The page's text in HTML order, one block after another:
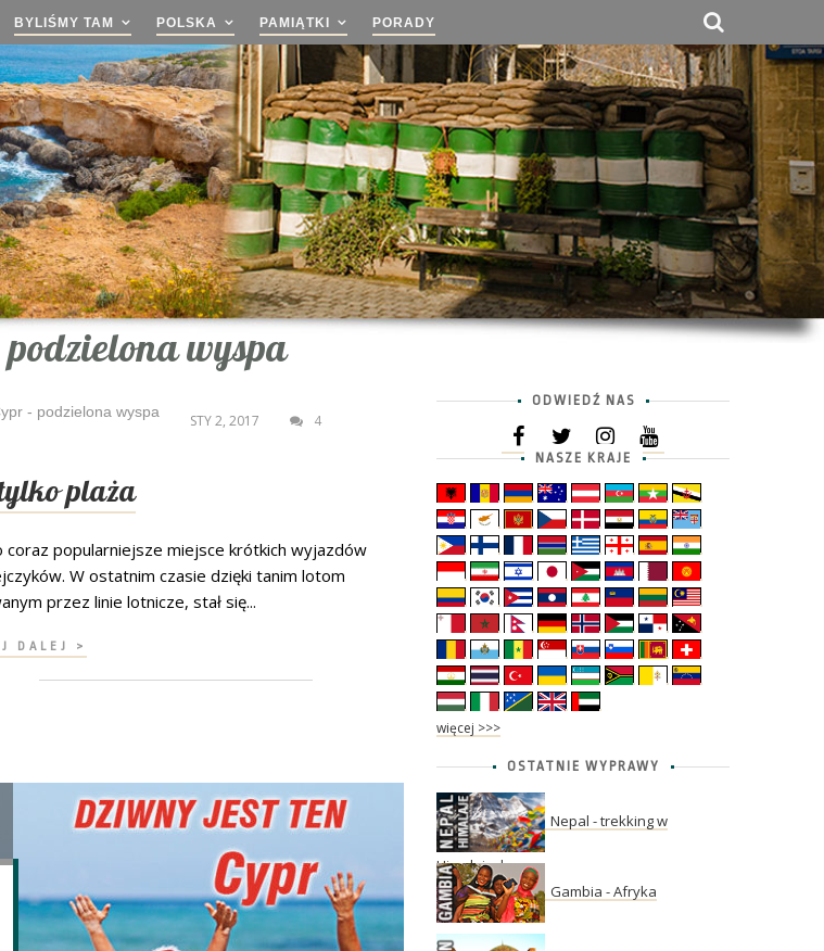
BYLIŚMY TAM POLSKA PAMIĄTKI PORADY
podzielona wyspa
- podzielona wyspa STY 2, 2017 4
plaża
coraz popularniejsze miejsce krótkich wyjazdów
W ostatnim czasie dzięki tanim lotom
przez linie lotnicze, stał się...
DALEJ >
ODWIEDŹ NAS
NASZE KRAJE
więcej >>>
OSTATNIE WYPRAWY
Nepal - trekking w
Himalajach
Gambia - Afryka